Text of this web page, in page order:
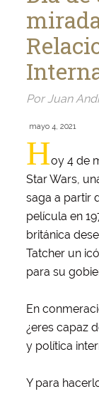
Por Juan
mayo 4, 2021
Hoy 4 de
Star Wars,
saga a partir
película en
británica
Tatcher un
para su
En
¿eres capaz
y política
Y para